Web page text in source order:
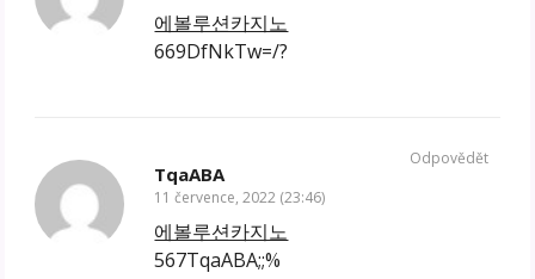
에볼루션카지노
669DfNkTw=/?
TqaABA
11 července, 2022 (23:46)
에볼루션카지노
567TqaABA;;%
Odpovědět